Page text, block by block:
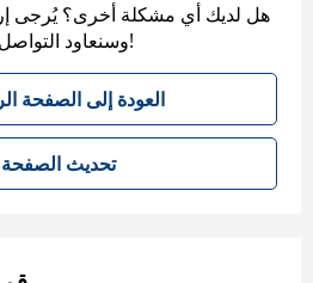
هل لديك أي مشكلة أخرى؟ يُرجى
وسنعاود التواصل معك. شكرًا على صبرك!
العودة إلى الصفحة
تحديث الصفحة